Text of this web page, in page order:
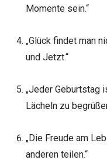
Momente sein.“
„Glück findet man
und Jetzt.“
„Jeder Geburtstag
Lächeln zu
„Die Freude am
anderen teilen.“